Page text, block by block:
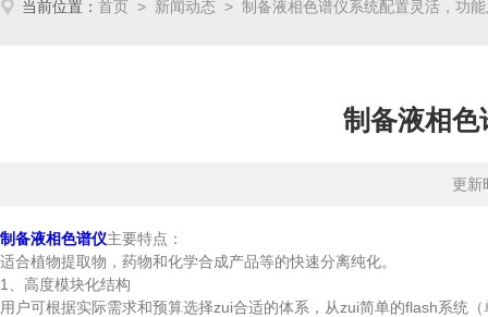
当前位置：首页 > 新闻动态 > 制备液相色谱仪系统配置灵活，功
制备液相色
更
制备液相色谱仪主要特点：
适合植物提取物，药物和化学合成产品等的快速分离纯化。
1、高度模块化结构
用户可根据实际需求和预算选择zui合适的体系，从zui简单的flash系统